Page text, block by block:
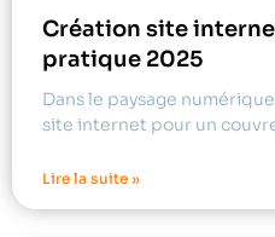
Création site
pratique 2025
Dans le paysage
site internet pour un
Lire la suite »